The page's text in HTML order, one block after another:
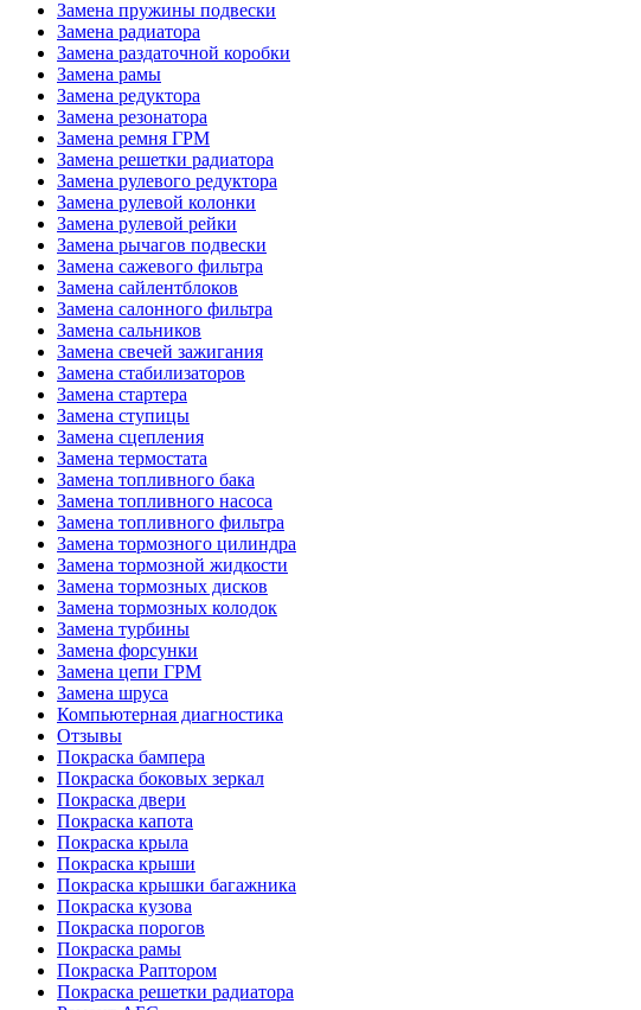
Замена пружины подвески
Замена радиатора
Замена раздаточной коробки
Замена рамы
Замена редуктора
Замена резонатора
Замена ремня ГРМ
Замена решетки радиатора
Замена рулевого редуктора
Замена рулевой колонки
Замена рулевой рейки
Замена рычагов подвески
Замена сажевого фильтра
Замена сайлентблоков
Замена салонного фильтра
Замена сальников
Замена свечей зажигания
Замена стабилизаторов
Замена стартера
Замена ступицы
Замена сцепления
Замена термостата
Замена топливного бака
Замена топливного насоса
Замена топливного фильтра
Замена тормозного цилиндра
Замена тормозной жидкости
Замена тормозных дисков
Замена тормозных колодок
Замена турбины
Замена форсунки
Замена цепи ГРМ
Замена шруса
Компьютерная диагностика
Отзывы
Покраска бампера
Покраска боковых зеркал
Покраска двери
Покраска капота
Покраска крыла
Покраска крыши
Покраска крышки багажника
Покраска кузова
Покраска порогов
Покраска рамы
Покраска Раптором
Покраска решетки радиатора